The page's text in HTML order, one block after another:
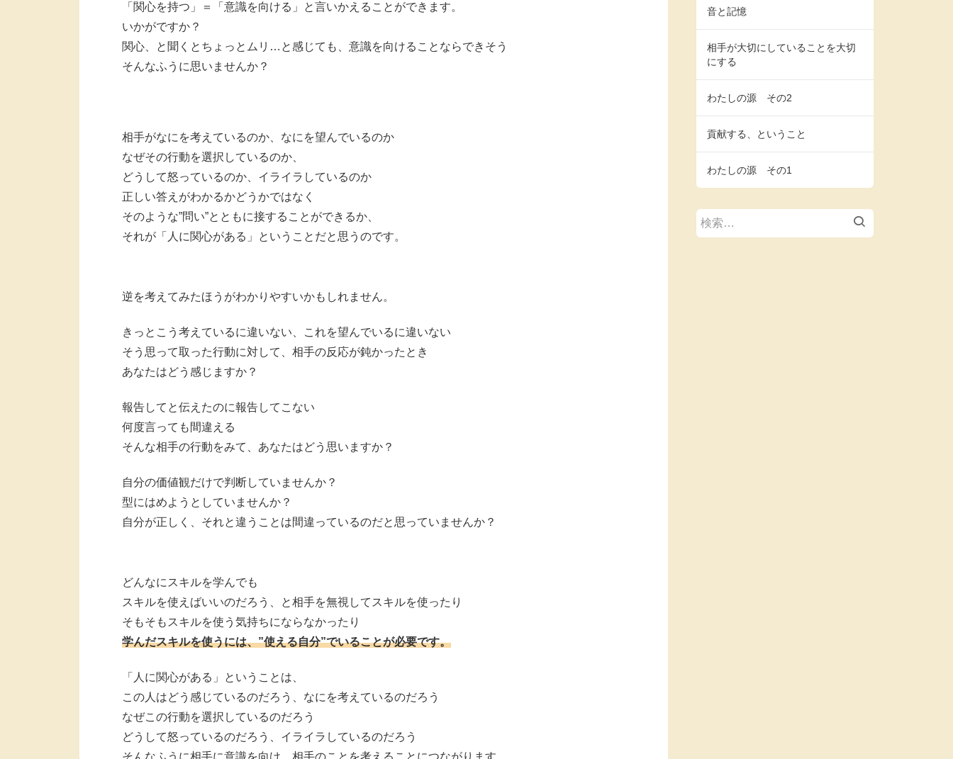
「関心を持つ」＝「意識を向ける」と言いかえることができます。
いかがですか？
関心、と聞くとちょっとムリ…と感じても、意識を向けることならできそう
そんなふうに思いませんか？
相手がなにを考えているのか、なにを望んでいるのか
なぜその行動を選択しているのか、
どうして怒っているのか、イライラしているのか
正しい答えがわかるかどうかではなく
そのような”問い”とともに接することができるか、
それが「人に関心がある」ということだと思うのです。
逆を考えてみたほうがわかりやすいかもしれません。
きっとこう考えているに違いない、これを望んでいるに違いない
そう思って取った行動に対して、相手の反応が鈍かったとき
あなたはどう感じますか？
報告してと伝えたのに報告してこない
何度言っても間違える
そんな相手の行動をみて、あなたはどう思いますか？
自分の価値観だけで判断していませんか？
型にはめようとしていませんか？
自分が正しく、それと違うことは間違っているのだと思っていませんか？
どんなにスキルを学んでも
スキルを使えばいいのだろう、と相手を無視してスキルを使ったり
そもそもスキルを使う気持ちにならなかったり
学んだスキルを使うには、”使える自分”でいることが必要です。
「人に関心がある」ということは、
この人はどう感じているのだろう、なにを考えているのだろう
なぜこの行動を選択しているのだろう
どうして怒っているのだろう、イライラしているのだろう
音と記憶
相手が大切にしていることを大切
にする
わたしの源 その2
貢献する、ということ
わたしの源 その1
検
索: